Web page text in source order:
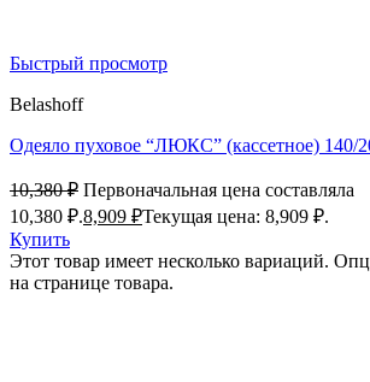
Быстрый просмотр
Belashoff
Одеяло пуховое “ЛЮКС” (кассетное) 140/
10,380₽ Первоначальная цена составляла
10,380 ₽.8,909 ₽Текущая цена: 8,909 ₽.
Купить
Этот товар имеет несколько вариаций.
на странице товара.